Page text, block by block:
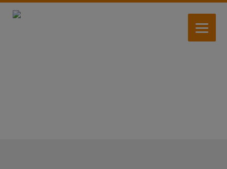
Aller